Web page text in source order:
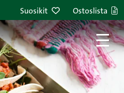
Suosikit Ostoslista